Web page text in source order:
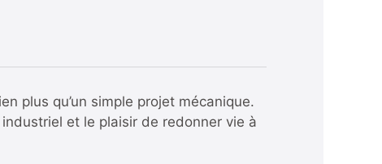
plus qu’un simple projet mécanique.
et le plaisir de redonner vie à